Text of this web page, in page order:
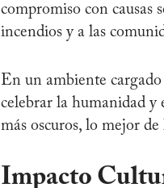
compromiso con causas
incendios y a las
En un ambiente
celebrar la humanidad y
más oscuros, lo mejor
Impacto